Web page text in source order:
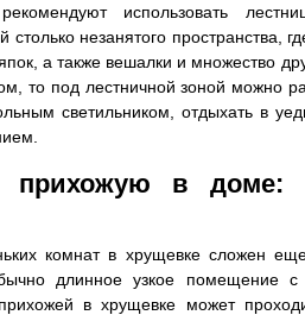
использовать
незанятого пространства,
а также вешалки и множество
то под лестничной зоной можно
светильником, отдыхать в
прихожую в доме:
комнат в хрущевке сложен
длинное узкое помещение
в хрущевке может